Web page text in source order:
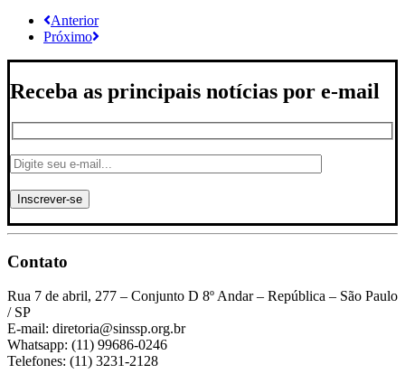
Anterior
Próximo
Receba as principais notícias por e-mail
Contato
Rua 7 de abril, 277 – Conjunto D 8º Andar – República – São Paulo
/ SP
E-mail: diretoria@sinssp.org.br
Whatsapp: (11) 99686-0246
Telefones: (11) 3231-2128